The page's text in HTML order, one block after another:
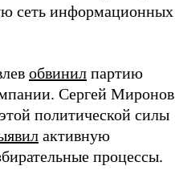
сеть информационных
обвинил партию
Сергей Миронов
политической силы
активную
процессы.